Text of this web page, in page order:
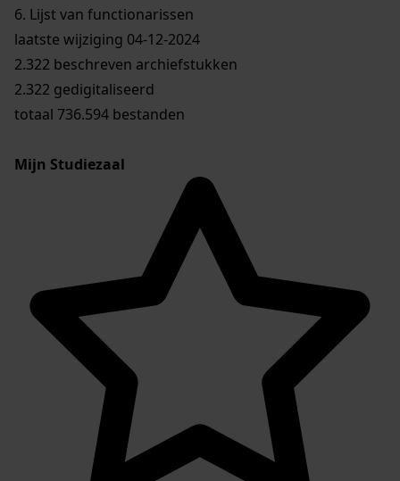
6. Lijst van functionarissen
laatste wijziging 04-12-2024
2.322 beschreven archiefstukken
2.322 gedigitaliseerd
totaal 736.594 bestanden
Mijn Studiezaal